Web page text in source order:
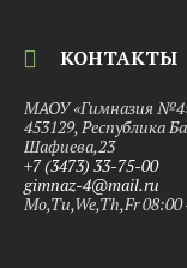
КОНТАКТЫ
МАОУ «Гимназия №4»
453129, Республика
Шафиева,23
+7 (3473) 33-75-00
gimnaz-4@mail.ru
Mo,Tu,We,Th,Fr 08:00